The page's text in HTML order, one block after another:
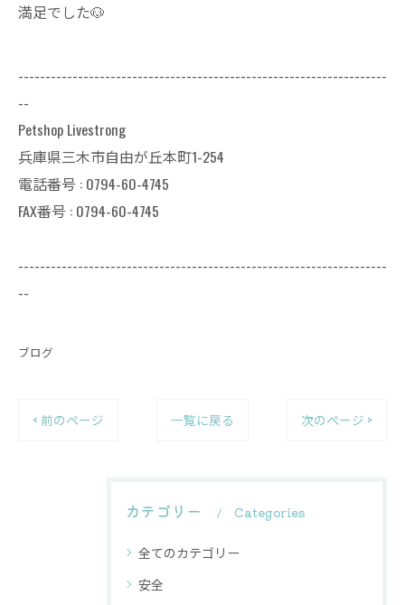
満足でした🐶
--------------------------------------------------------------------
--
Petshop Livestrong
兵庫県三木市自由が丘本町1-254
電話番号 : 0794-60-4745
FAX番号 : 0794-60-4745
--------------------------------------------------------------------
--
ブログ
< 前のページ 一覧に戻る 次のページ >
カテゴリー Categories
全てのカテゴリー
安全